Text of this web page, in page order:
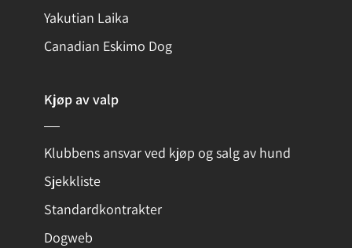
Yakutian Laika
Canadian Eskimo Dog
Kjøp av valp
Klubbens ansvar ved kjøp og salg av hund
Sjekkliste
Standardkontrakter
Dogweb